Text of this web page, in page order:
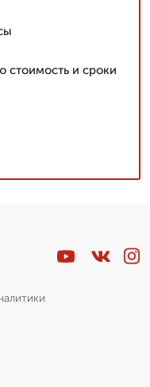
стоимость и сроки